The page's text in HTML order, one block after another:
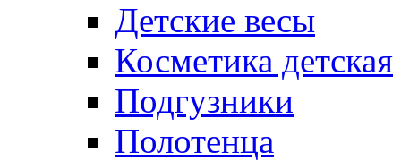
Детские весы
Косметика детская
Подгузники
Полотенца